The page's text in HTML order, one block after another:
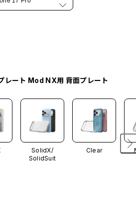
レート Mod NX用 背面プレート
SolidX/
SolidSuit
Clear